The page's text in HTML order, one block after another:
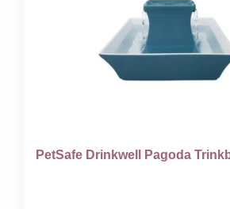
PetSafe Drinkwell Pagoda